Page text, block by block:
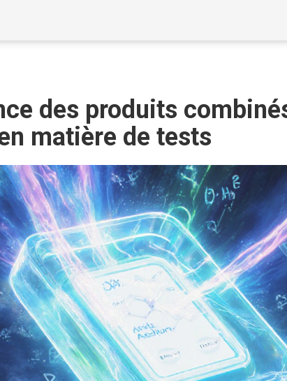
des produits
matière de tests